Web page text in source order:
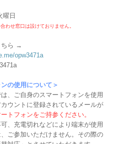
曜日
わせ窓口は設けておりません。
ちら →
opw3471a
の使用について＞
、ご自身のスマートフォンを使用
ウントに登録されているメールが
トフォンをご持参ください。
、充電切れなどにより端末が使用
ご参加いただけません。その際の